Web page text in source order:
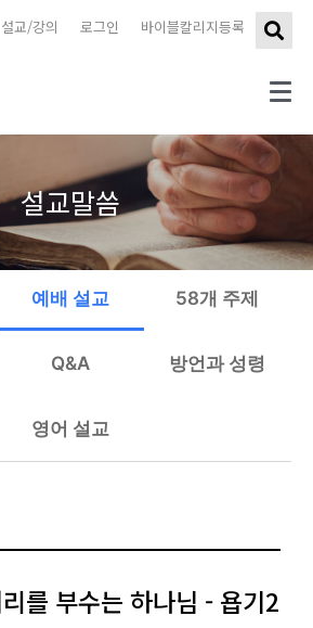
바이블칼리지등록
로그인
설교/강의
설교말씀
예배 설교 58개 주제
Q&A 방언과 성령
영어 설교
를 부수는 하나님 - 욥기2